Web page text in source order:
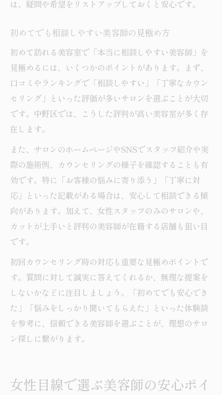
は、疑問や希望をリストアップしておくと安心です。
初めてでも相談しやすい美容師の見極め方
初めて訪れる美容室で「本当に相談しやすい美容師」を
見極めるには、いくつかのポイントがあります。まず、
口コミやランキングで「相談しやすい」「丁寧なカウン
セリング」といった評価が多いサロンを選ぶことが大切
です。中野区では、こうした評判が高い美容室が多く存
在します。
また、サロンのホームページやSNSでスタッフ紹介や実
際の施術例、カウンセリングの様子を確認することも有
効です。特に「お客様の悩みに寄り添う」「丁寧に対
応」といった記載がある場合は、安心して相談できる傾
向があります。加えて、女性スタッフのみのサロンや、
カットが上手いと評判の美容師が在籍する店舗も狙い目
です。
初回カウンセリング時の対応も重要な見極めポイントで
す。質問に対して誠実に答えてくれるか、無理な提案を
しないかなどに注目しましょう。「初めてでも安心でき
た」「悩みをしっかり聞いてもらえた」といった体験談
を参考に、信頼できる美容師を選ぶことが、理想のサロ
ン探しに繋がります。
女性目線で選ぶ美容師の安心ポイ